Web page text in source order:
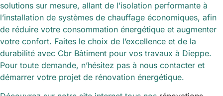
solutions sur mesure, allant de l’isolation performante à
l’installation de systèmes de chauffage économiques, afin
de réduire votre consommation énergétique et augmenter
votre confort. Faites le choix de l’excellence et de la
durabilité avec Cbr Bâtiment pour vos travaux à Dieppe.
Pour toute demande, n’hésitez pas à nous contacter et
démarrer votre projet de rénovation énergétique.